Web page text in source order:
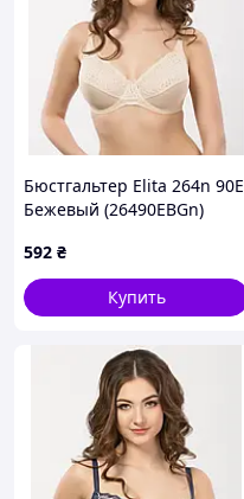
Бюстгальтер Elita 264n 90E
Бежевый (26490EBGn)
592 ₴
Купить